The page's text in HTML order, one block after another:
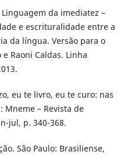
Linguagem da imediatez –
e escrituralidade entre a
da língua. Versão para o
Raoni Caldas. Linha
eu te livro, eu te curo: nas
– Revista de
jul, p. 340-368.
São Paulo: Brasiliense,